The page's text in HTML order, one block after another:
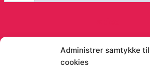
Administrer samtykke til
cookies